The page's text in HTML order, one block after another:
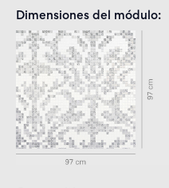
Dimensiones del módulo